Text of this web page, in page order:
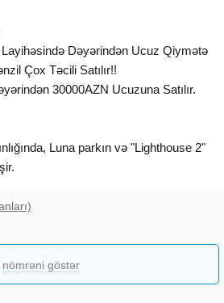
Dəyərindən Ucuz Qiymətə
Çox Təcili Satılır!!
30000AZN Ucuzuna Satılır.
Luna parkın və "Lighthouse 2"
nömrəni göstər